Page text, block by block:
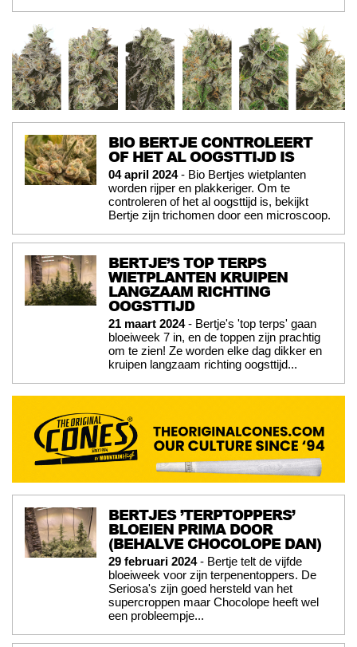
BIO BERTJE CONTROLEERT
OF HET AL OOGSTTIJD IS
04 april 2024- Bio Bertjes wietplanten
worden rijper en plakkeriger. Om te
controleren of het al oogsttijd is, bekijkt
Bertje zijn trichomen door een microscoop.
BERTJE’S TOP TERPS
WIETPLANTEN KRUIPEN
LANGZAAM RICHTING
OOGSTTIJD
21 maart 2024- Bertje's 'top terps' gaan
bloeiweek 7 in, en de toppen zijn prachtig
om te zien! Ze worden elke dag dikker en
kruipen langzaam richting oogsttijd...
BERTJES ’TERPTOPPERS’
BLOEIEN PRIMA DOOR
(BEHALVE CHOCOLOPE DAN)
29 februari 2024- Bertje telt de vijfde
bloeiweek voor zijn terpenentoppers. De
Seriosa's zijn goed hersteld van het
supercroppen maar Chocolope heeft wel
een probleempje...